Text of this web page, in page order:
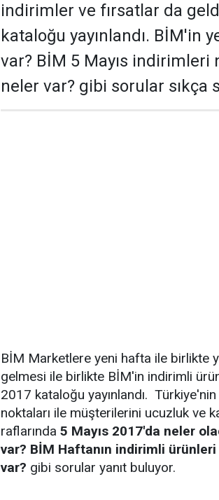
indirimler ve fırsatlar da
kataloğu yayınlandı. BİM'in
var? BİM 5 Mayıs indirimleri
neler var? gibi sorular sıkça
BİM Marketlere yeni hafta ile birlikte
gelmesi ile birlikte BİM'in indirimli
2017 kataloğu yayınlandı.
noktaları ile müşterilerini ucuzluk ve
raflarında 5 Mayıs 2017'da neler
var? BİM Haftanın indirimli
var? gibi sorular yanıt buluyor.